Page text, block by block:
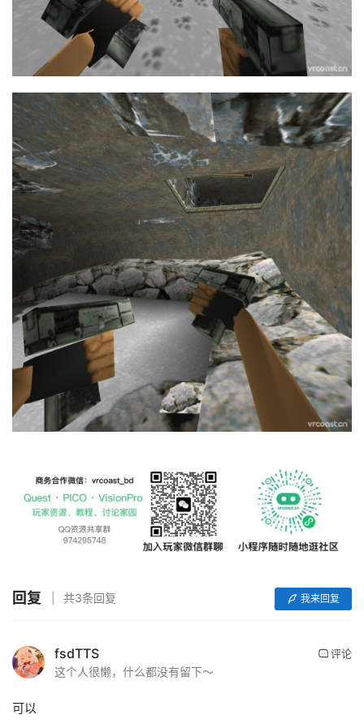
行
态
应
用
回复 共3条回复 我来回复
fsdTTS
这个人很懒，什么都没有留下～
评论
可以